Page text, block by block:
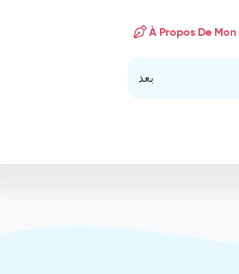
À Propos De
بعد